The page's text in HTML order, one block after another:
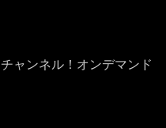
チャンネル！オンデマンド